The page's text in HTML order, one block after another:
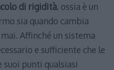
di rigidità, ossia è un
sia quando cambia
Affinché un sistema
e sufficiente che le
suoi punti qualsiasi